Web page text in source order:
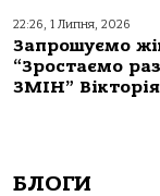
22:26, 1 Липня, 2026
Запрошуємо
“Зростаємо
ЗМІН”
БЛОГИ